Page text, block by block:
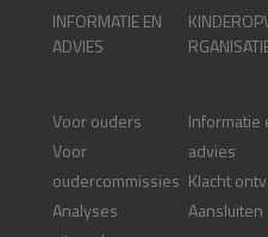
INFORMATIE EN
ADVIES
Voor ouders
Voor
oudercommissies
Analyses
Informatie
advies
Klacht
Aansluiten